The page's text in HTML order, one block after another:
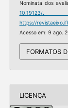
Nominata dos
10.19123/.
https://
Acesso em: 9 ago.
FORMATOS
LICENÇA